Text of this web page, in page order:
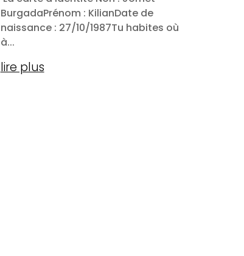
BurgadaPrénom : KilianDate de
naissance : 27/10/1987Tu habites où
à...
lire plus